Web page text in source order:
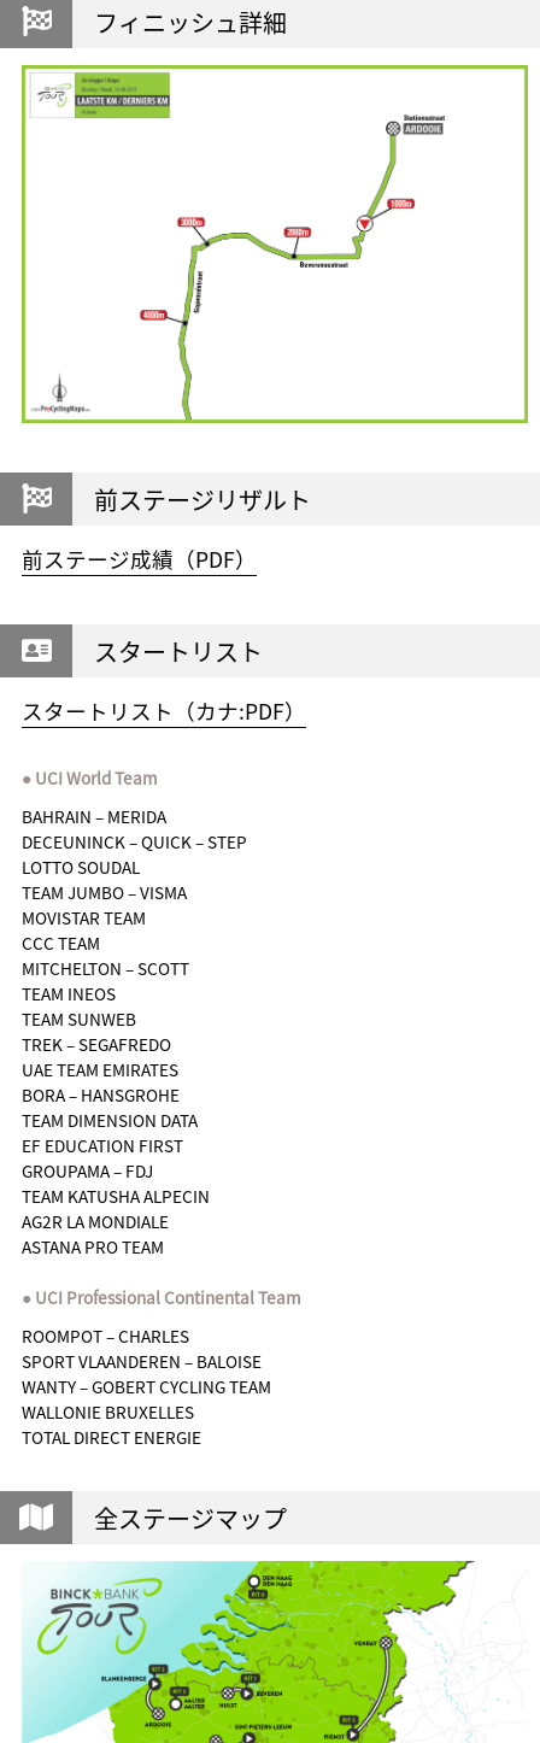
フィニッシュ詳細
前ステージリザルト
前ステージ成績（PDF）
スタートリスト
スタートリスト（カナ:PDF）
UCI World Team
BAHRAIN – MERIDA
DECEUNINCK – QUICK – STEP
LOTTO SOUDAL
TEAM JUMBO – VISMA
MOVISTAR TEAM
CCC TEAM
MITCHELTON – SCOTT
TEAM INEOS
TEAM SUNWEB
TREK – SEGAFREDO
UAE TEAM EMIRATES
BORA – HANSGROHE
TEAM DIMENSION DATA
EF EDUCATION FIRST
GROUPAMA – FDJ
TEAM KATUSHA ALPECIN
AG2R LA MONDIALE
ASTANA PRO TEAM
UCI Professional Continental Team
ROOMPOT – CHARLES
SPORT VLAANDEREN – BALOISE
WANTY – GOBERT CYCLING TEAM
WALLONIE BRUXELLES
TOTAL DIRECT ENERGIE
全ステージマップ